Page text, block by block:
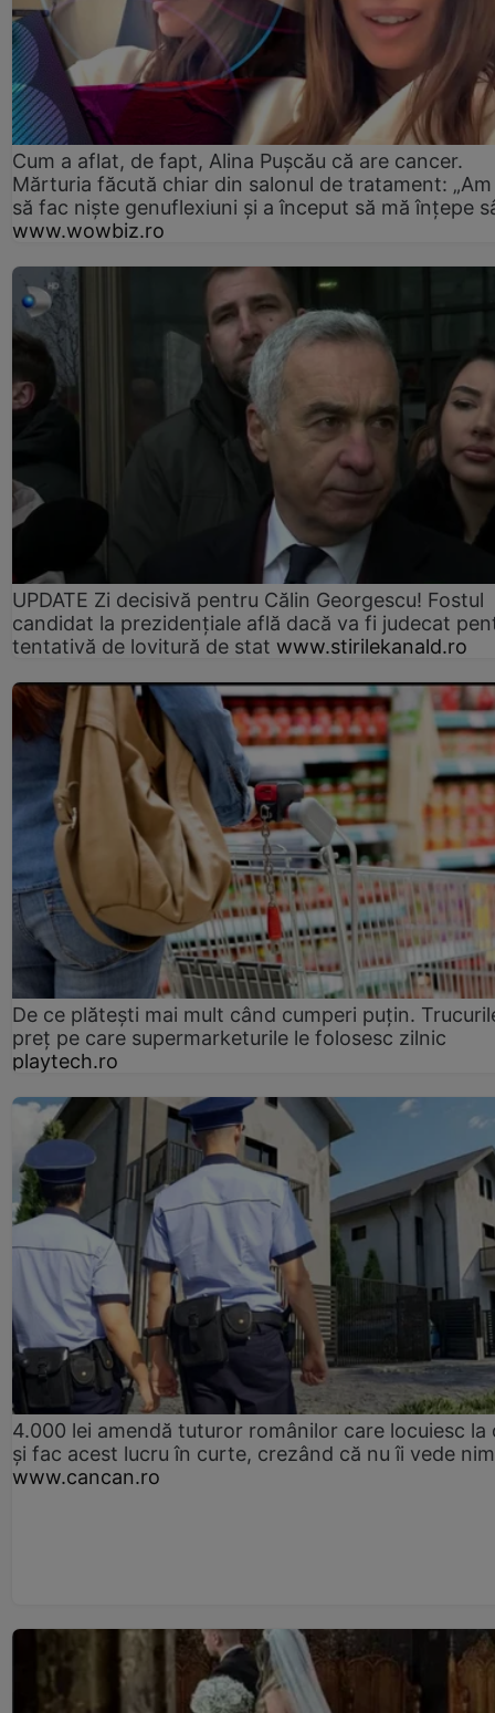
Cum a aflat, de fapt, Alina Pușcău că are cancer.
Mărturia făcută chiar din salonul de tratament:
să fac niște genuflexiuni și a început să mă înțepe
www.wowbiz.ro
UPDATE Zi decisivă pentru Călin Georgescu! Fostul
candidat la prezidențiale află dacă va fi judecat
tentativă de lovitură de stat www.stirilekanald.ro
De ce plătești mai mult când cumperi puțin.
preț pe care supermarketurile le folosesc zilnic
playtech.ro
4.000 lei amendă tuturor românilor care locuiesc la
și fac acest lucru în curte, crezând că nu îi vede
www.cancan.ro